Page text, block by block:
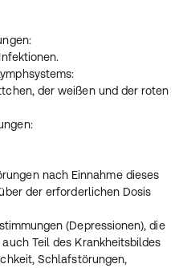
der Medikation muss durch
werden. Gegebenenfalls
Vergleich zu dem Präparat in
3 Tagen um ca. 50% erhöht
Dauer der Nacht
1 bis 2 Retardkapseln
eingenommen.
Arzneimittel gegen die
können Sie zusätzlich
jedoch der Wirkungseintritt
die Dosis des anderen
langsam verringert
der weißen und der roten
nach Einnahme dieses
der erforderlichen Dosis
(Depressionen), die
Teil des Krankheitsbildes
Schlafstörungen,